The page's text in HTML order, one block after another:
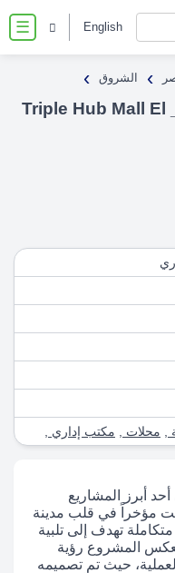
☰ English
› الشروق ›
مول تريبل هب الشروق سيتي _ Triple Hub Mall El
محلات مكتب إداري
أبرز المشاريع
مؤخراً في قلب مدينة
تهدف إلى تلبية
يعكس المشروع رؤية
حيث تم تصميمه